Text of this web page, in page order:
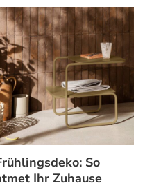
So
Ihr Zuhause